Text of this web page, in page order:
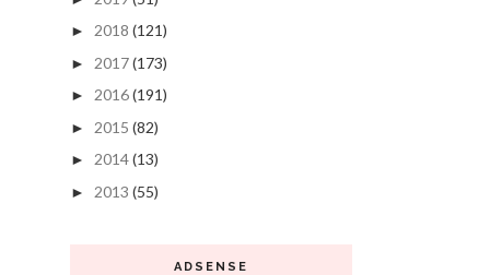
► 2018 (121)
► 2017(173)
► 2016(191)
► 2015 (82)
► 2014(13)
► 2013 (55)
ADSENSE